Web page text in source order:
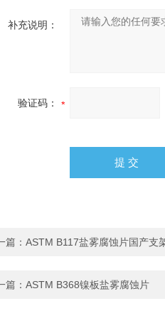
补充说明：
验证码：
篇： ASTM B117盐雾腐蚀片国产支
篇： ASTM B368镍板盐雾腐蚀片